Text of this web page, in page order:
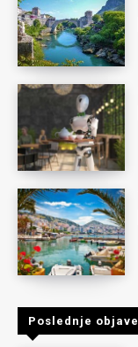
Poslednje objave